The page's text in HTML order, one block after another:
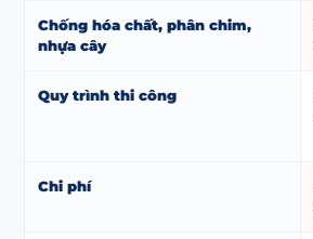
Chống hóa chất, phân chim,
nhựa cây
Quy trình thi công
Chi phí